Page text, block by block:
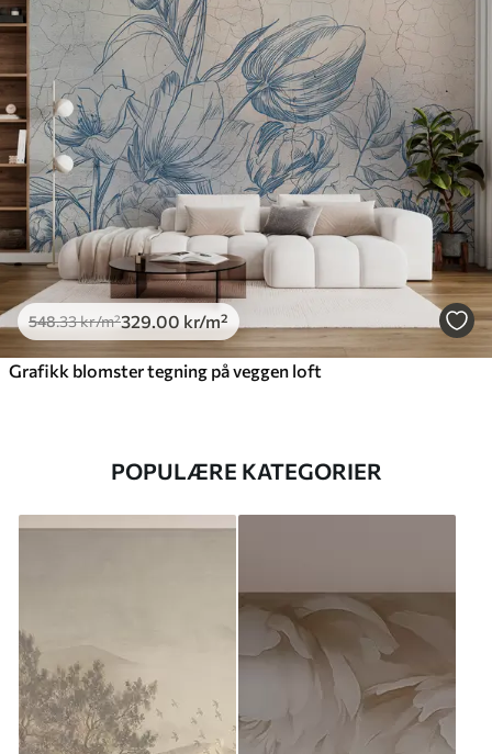
548.33kr/m²329.00 kr/m²
Grafikk blomster tegning på veggen loft
POPULÆRE KATEGORIER